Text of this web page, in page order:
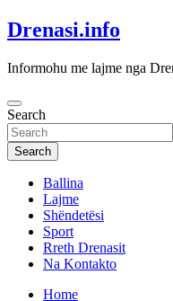
Skip
to
Drenasi.info
Informohu me lajme nga
Search
Search
Ballina
Lajme
Shëndetësi
Sport
Rreth Drenasit
Na Kontakto
Home